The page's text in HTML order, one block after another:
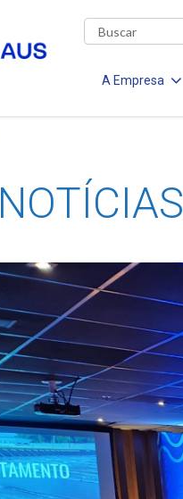
A Empresa
NOTÍCIAS